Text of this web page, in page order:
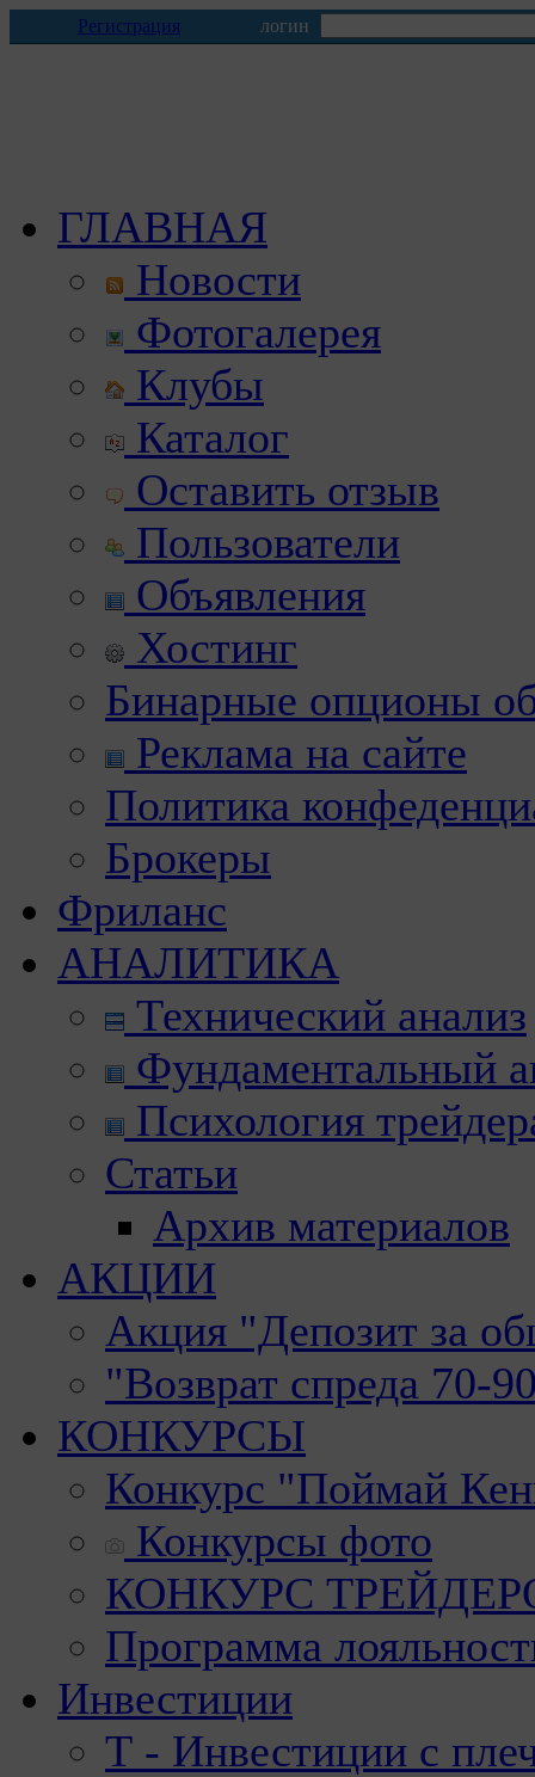
Регистрация логин
ГЛАВНАЯ
Новости
Фотогалерея
Клубы
Каталог
Оставить отзыв
Пользователи
Объявления
Хостинг
Бинарные опционы
Реклама на сайте
Политика
Брокеры
Фриланс
АНАЛИТИКА
Технический анализ
Фундаментальный
Психология
Статьи
Архив материалов
АКЦИИ
Акция "Депозит за
"Возврат спреда 70-
КОНКУРСЫ
Конкурс "Поймай
Конкурсы фото
КОНКУРС
Программа
Инвестиции
Т - Инвестиции с